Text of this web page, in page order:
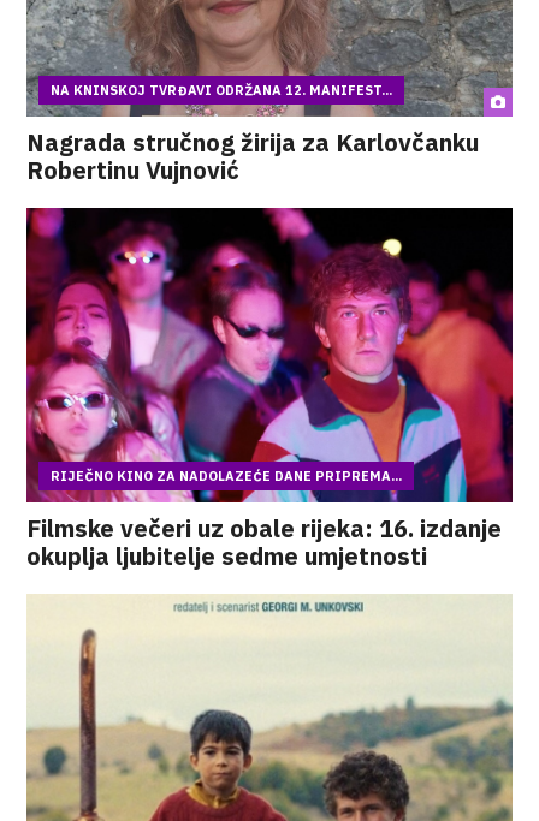
NA KNINSKOJ TVRĐAVI ODRŽANA 12. MANIFEST...
Nagrada stručnog žirija za Karlovčanku
Robertinu Vujnović
RIJEČNO KINO ZA NADOLAZEĆE DANE PRIPREMA...
Filmske večeri uz obale rijeka: 16. izdanje
okuplja ljubitelje sedme umjetnosti